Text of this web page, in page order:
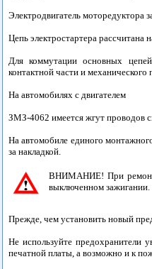
Электродвигатель моторедуктора
Цепь электростартера рассчитана
Для коммутации основных
контактной части и механического
На автомобилях с двигателем
ЗМЗ-4062 имеется жгут проводов
На автомобиле единого
за накладкой.
ВНИМАНИЕ! При ремонте
выключенном
Прежде, чем установить новый
Не используйте предохранители
печатной платы, а возможно и к